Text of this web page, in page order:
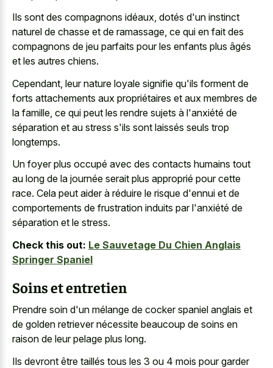
Ils sont des compagnons idéaux, dotés d'un instinct
naturel de chasse et de ramassage, ce qui en fait des
compagnons de jeu parfaits pour les enfants plus âgés
et les autres chiens.
Cependant, leur nature loyale signifie qu'ils forment de
forts attachements aux propriétaires et aux membres de
la famille, ce qui peut les rendre sujets à l'anxiété de
séparation et au stress s'ils sont laissés seuls trop
longtemps.
Un foyer plus occupé avec des contacts humains tout
au long de la journée serait plus approprié pour cette
race. Cela peut aider à réduire le risque d'ennui et de
comportements de frustration induits par l'anxiété de
séparation et le stress.
Check this out: Le Sauvetage Du Chien Anglais
Springer Spaniel
Soins et entretien
Prendre soin d'un mélange de cocker spaniel anglais et
de golden retriever nécessite beaucoup de soins en
raison de leur pelage plus long.
Ils devront être taillés tous les 3 ou 4 mois pour garder